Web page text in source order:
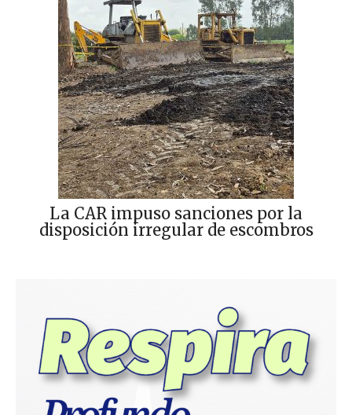
La CAR impuso sanciones por la
disposición irregular de escombros